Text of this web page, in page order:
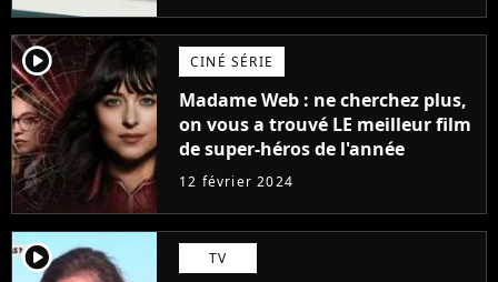
player2 CINÉ SÉRIE
Madame Web : ne cherchez plus,
on vous a trouvé LE meilleur film
de super-héros de l'année
12 février 2024
player2 TV